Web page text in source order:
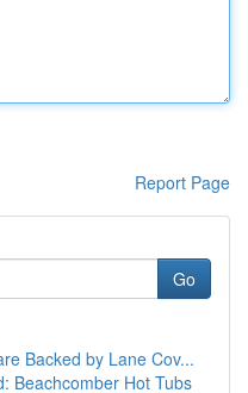
Report Page
Go
Backed by Lane Cov...
Beachcomber Hot Tubs